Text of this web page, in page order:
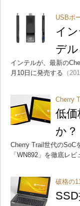
USBポ
イ
デ
インテルが、最新の
月10日に発売する （
Cherry
低
か？
Cherry Trail世代のSoC
「WN892」を徹底レ
破格の